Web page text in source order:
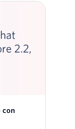
con